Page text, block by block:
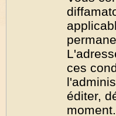
ces
éditer,